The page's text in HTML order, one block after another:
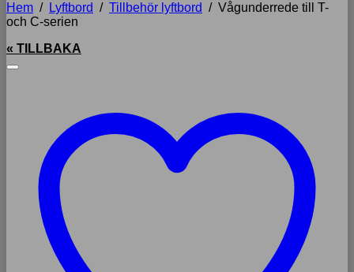
Hem / Lyftbord / Tillbehör lyftbord / Vågunderrede till T-
och C-serien
« TILLBAKA